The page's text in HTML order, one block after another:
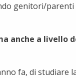
genitori/
anche a livello
fa, di